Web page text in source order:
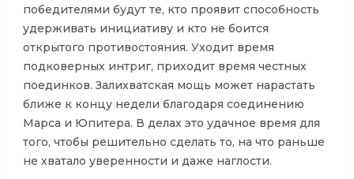
победителями будут те, кто проявит способность
удерживать инициативу и кто не боится
открытого противостояния. Уходит время
подковерных интриг, приходит время честных
поединков. Залихватская мощь может нарастать
ближе к концу недели благодаря соединению
Марса и Юпитера. В делах это удачное время для
того, чтобы решительно сделать то, на что раньше
не хватало уверенности и даже наглости.